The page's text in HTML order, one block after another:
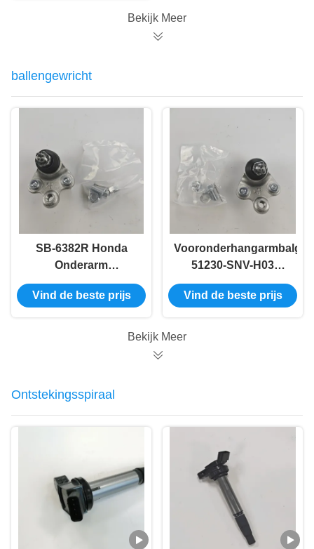
Bekijk Meer
ballengewricht
SB-6382R Honda
Onderarm
Ophangbalgewricht
51220-SNV-H03
Vind de beste prijs
51230-SNV-H03
51230-SNA-A01
Vind de beste prijs
Bekijk Meer
Ontstekingsspiraal